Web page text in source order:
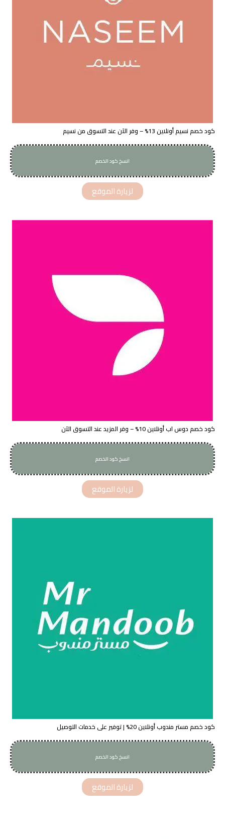
كود خصم نسيم أونلاين 13% – وفر الآن عند التسوق من نسيم
انسخ كود الخصم
AA2PZH
لزيارة الموقع
كود خصم دوس اب أونلاين 10% – وفر المزيد عند التسوق الآن
انسخ كود الخصم
B67
لزيارة الموقع
كود خصم مستر مندوب أونلاين 20% | توفير على خدمات التوصيل
انسخ كود الخصم
H0XG
لزيارة الموقع